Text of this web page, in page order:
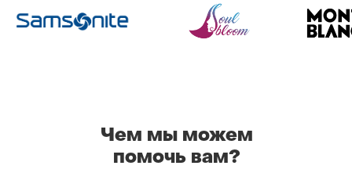
Чем мы можем
помочь вам?